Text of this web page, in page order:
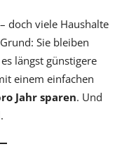
doch viele Haushalte
Sie bleiben
längst günstigere
einem einfachen
Jahr sparen. Und